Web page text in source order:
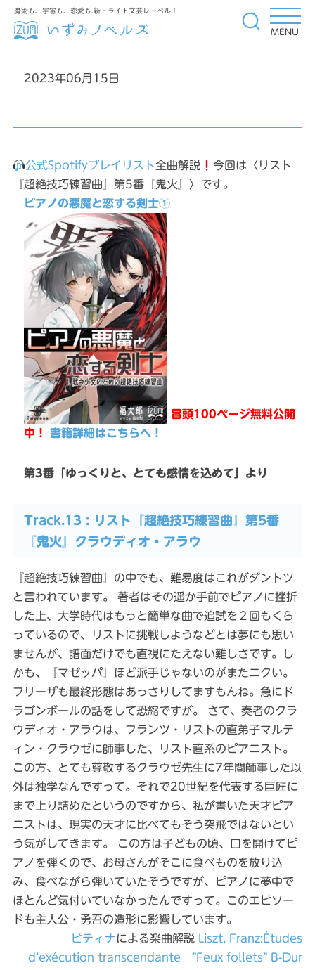
MENU
魔術も、宇宙も、恋愛も.新・ライト文芸レーベル！
2023年06月15日
公式Spotifyプレイリスト全曲解説
今回は〈リスト
『超絶技巧練習曲』第5番『鬼火』〉です。
ピアノの悪魔と恋する剣士①
冒頭100ページ無料公開
中！
書籍詳細はこちらへ！
第3番「ゆっくりと、とても感情を込めて」より
Track.13 : リスト『超絶技巧練習曲』第5番
『鬼火』クラウディオ・アラウ
『超絶技巧練習曲』の中でも、難易度はこれがダントツ
と言われています。 著者はその遥か手前でピアノに挫折
した上、大学時代はもっと簡単な曲で追試を２回もくら
っているので、リストに挑戦しようなどとは夢にも思い
ませんが、譜面だけでも直視にたえない難しさです。し
かも、『マゼッパ』ほど派手じゃないのがまたニクい。
フリーザも最終形態はあっさりしてますもんね。急にド
ラゴンボールの話をして恐縮ですが。 さて、奏者のクラ
ウディオ・アラウは、フランツ・リストの直弟子マルテ
ィン・クラウゼに師事した、リスト直系のピアニスト。
この方、とても尊敬するクラウゼ先生に7年間師事した以
外は独学なんですって。それで20世紀を代表する巨匠に
まで上り詰めたというのですから、私が書いた天才ピア
ニストは、現実の天才に比べてもそう突飛ではないとい
う気がしてきます。 この方は子どもの頃、口を開けてピ
アノを弾くので、お母さんがそこに食べものを放り込
み、食べながら弾いていたそうですが、ピアノに夢中で
ほとんど気付いていなかったんですって。このエピソー
ドも主人公・勇吾の造形に影響しています。
ピティナによる楽曲解説
Liszt, Franz:Études
d’exécution transcendante ”Feux follets” B-Dur